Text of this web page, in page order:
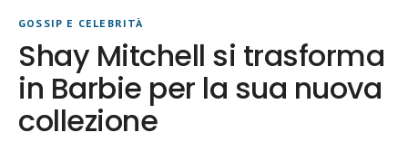
GOSSIP E CELEBRITÀ
Shay Mitchell si trasforma
in Barbie per la sua nuova
collezione